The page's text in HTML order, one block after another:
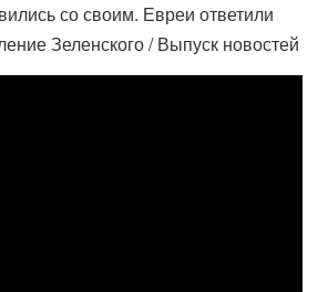
со своим. Евреи ответили
Зеленского / Выпуск новостей